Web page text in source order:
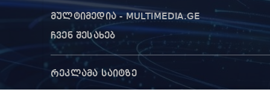
მულტიმედია - MULTIMEDIA.GE
ჩვენ შესახებ
რეკლამა საიტზე